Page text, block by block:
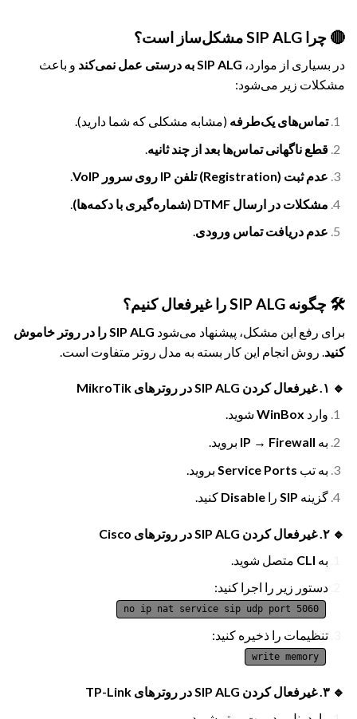
🔴 چرا SIP ALG مشکل‌ساز است؟
در بسیاری از موارد، SIP ALG به درستی عمل نمی‌کند
و باعث
مشکلات زیر می‌شود:
تماس‌های یک‌طرفه (مشابه مشکلی که شما دارید).
قطع ناگهانی تماس‌ها بعد از چند ثانیه
عدم ثبت (Registration) تلفن IP روی سرور VoIP
.
مشکلات در ارسال DTMF (شماره‌گیری با دکمه‌ها)
عدم دریافت تماس ورودی.
🛠 چگونه SIP ALG را غیرفعال کنیم؟
برای رفع این مشکل، پیشنهاد می‌شود
SIP ALG را در روتر خاموش
کنید . روش انجام این کار بسته به مدل روتر متفاوت است.
🔹 ۱. غیرفعال کردن SIP ALG در روترهای MikroTik
وارد WinBoxشوید.
به IP → Firewall بروید.
به تب Service Ports بروید.
گزینه SIPرا Disable کنید.
🔹 ۲. غیرفعال کردن SIP ALG در روترهای Cisco
به CLI متصل شوید.
دستور زیر را اجرا کنید:
no ip nat service sip udp port 5060
تنظیمات را ذخیره کنید:
write memory
🔹 ۳. غیرفعال کردن SIP ALG در روترهای TP-Link